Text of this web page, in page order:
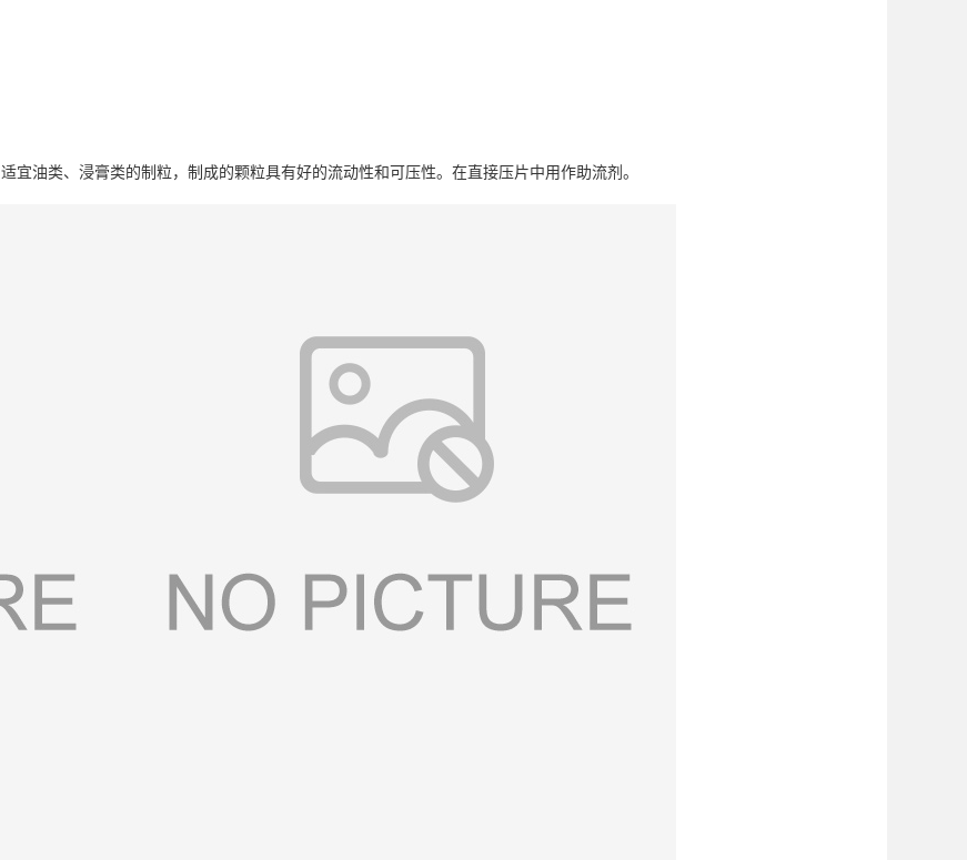
适宜油类、浸膏类的制粒，制成的颗粒具有好的流动性和可压性。 在直接压片中用作助流剂。